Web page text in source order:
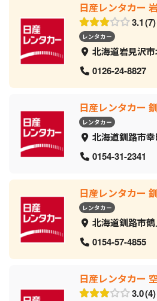
日産レンタカー
3.1 7
レンタカー
北海道岩見沢
0126-24-8827
日産レンタカー
レンタカー
北海道釧路市幸
0154-31-2341
日産レンタカー
レンタカー
北海道釧路市鶴
0154-57-4855
日産レンタカー
3.0 4